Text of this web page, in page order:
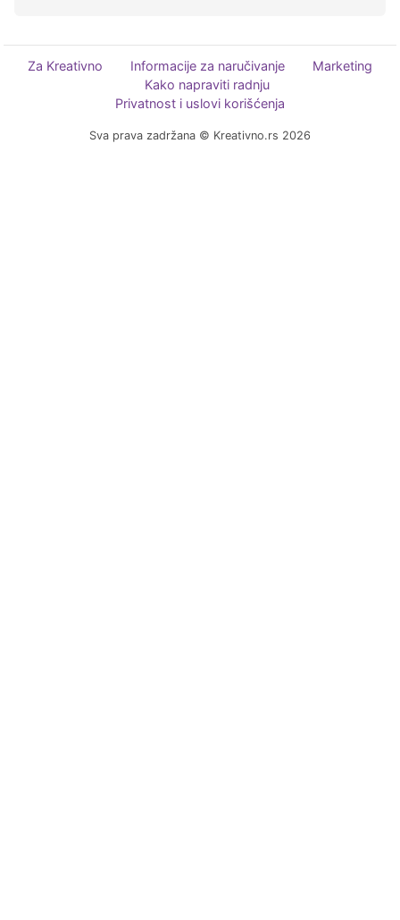
Za Kreativno
Informacije za naručivanje
Kako napraviti radnju
Marketing
Privatnost i uslovi korišćenja
Sva prava zadržana © Kreativno.rs 2026